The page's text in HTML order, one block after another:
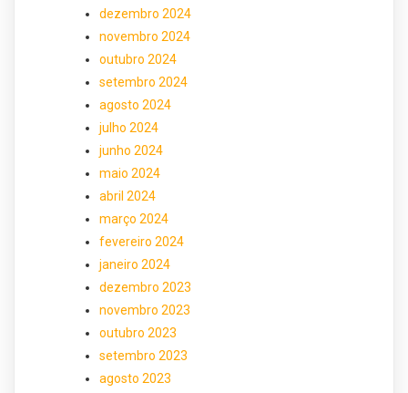
dezembro 2024
novembro 2024
outubro 2024
setembro 2024
agosto 2024
julho 2024
junho 2024
maio 2024
abril 2024
março 2024
fevereiro 2024
janeiro 2024
dezembro 2023
novembro 2023
outubro 2023
setembro 2023
agosto 2023